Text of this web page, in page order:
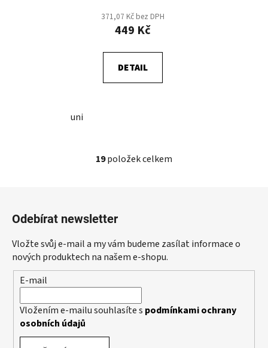
371,07 Kč bez DPH
449 Kč
DETAIL
uni
O
c
í
p
k
19položek celkem
Odebírat newsletter
Vložte svůj e-mail a my vám budeme zasílat informace o
nových produktech na našem e-shopu.
E-mail
Vložením e-mailu souhlasíte s podmínkami ochrany
osobních údajů